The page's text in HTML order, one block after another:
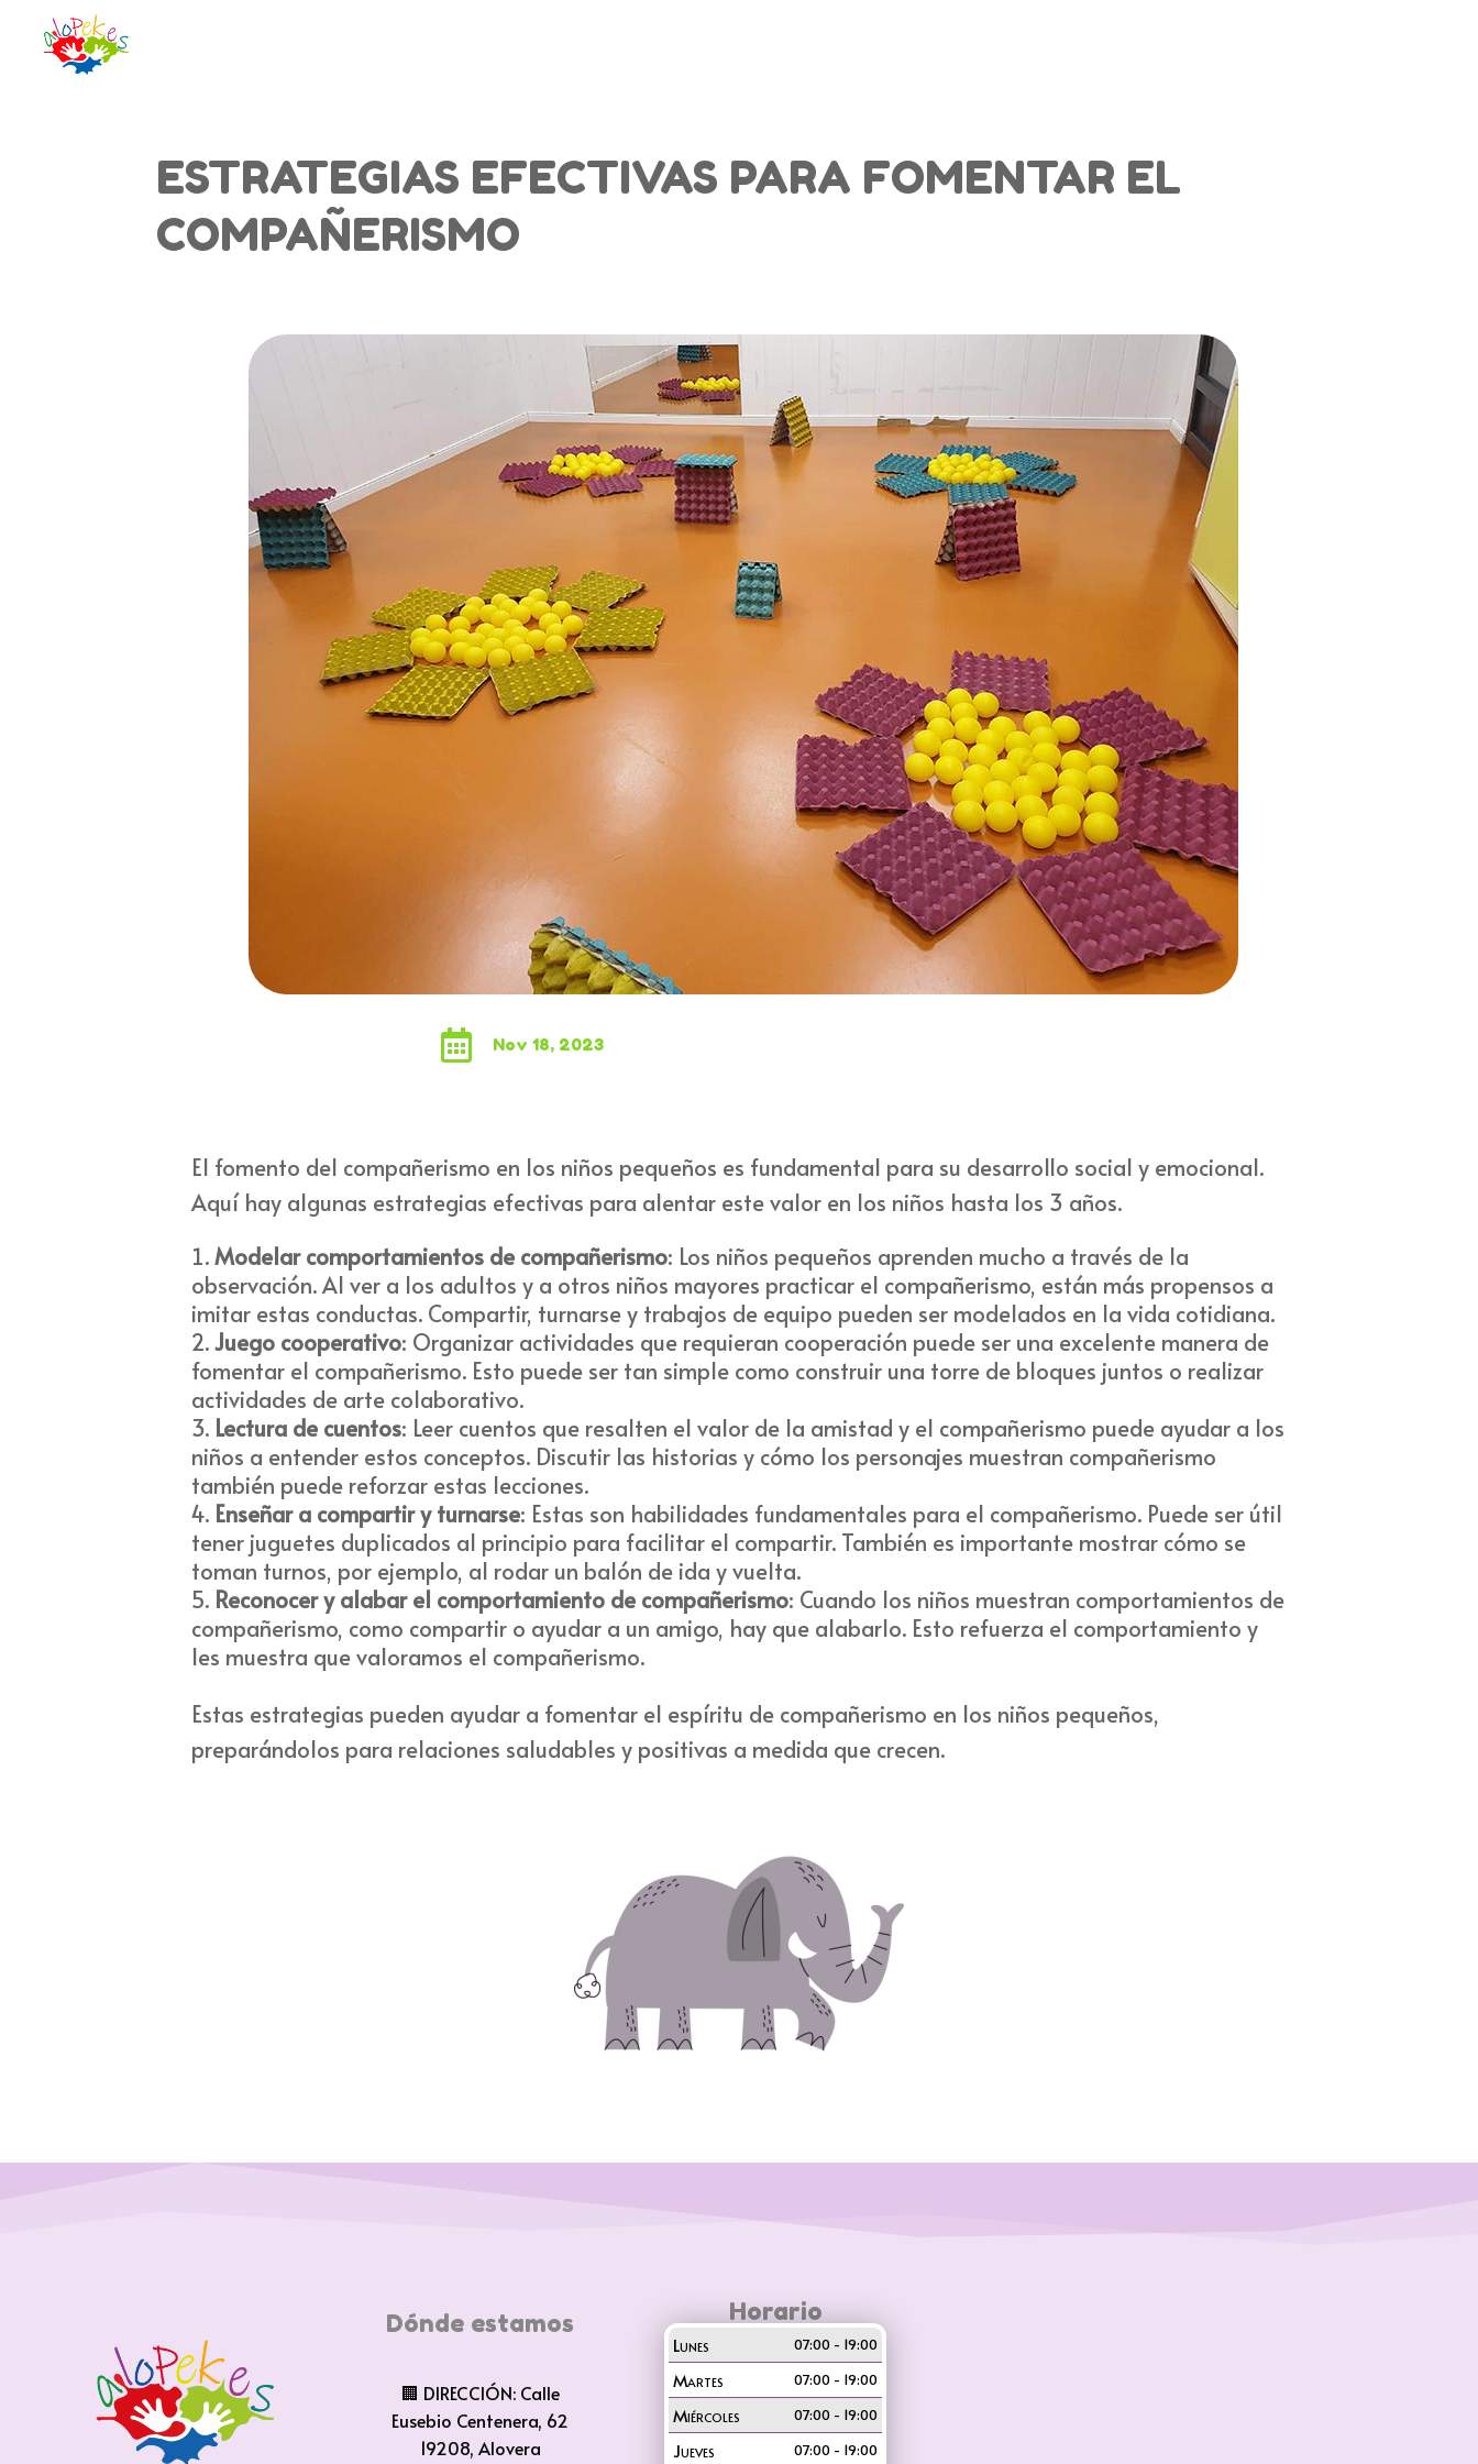
ESTRATEGIAS EFECTIVAS PARA FOMENTAR EL
COMPAÑERISMO
 Nov 18, 2023
El fomento del compañerismo en los niños pequeños es fundamental para su desarrollo social y emocional.
Aquí hay algunas estrategias efectivas para alentar este valor en los niños hasta los 3 años.
Modelar comportamientos de compañerismo: Los niños pequeños aprenden mucho a través de la
observación. Al ver a los adultos y a otros niños mayores practicar el compañerismo, están más propensos a
imitar estas conductas. Compartir, turnarse y trabajos de equipo pueden ser modelados en la vida cotidiana.
Juego cooperativo: Organizar actividades que requieran cooperación puede ser una excelente manera de
fomentar el compañerismo. Esto puede ser tan simple como construir una torre de bloques juntos o realizar
actividades de arte colaborativo.
Lectura de cuentos: Leer cuentos que resalten el valor de la amistad y el compañerismo puede ayudar a los
niños a entender estos conceptos. Discutir las historias y cómo los personajes muestran compañerismo
también puede reforzar estas lecciones.
Enseñar a compartir y turnarse: Estas son habilidades fundamentales para el compañerismo. Puede ser útil
tener juguetes duplicados al principio para facilitar el compartir. También es importante mostrar cómo se
toman turnos, por ejemplo, al rodar un balón de ida y vuelta.
Reconocer y alabar el comportamiento de compañerismo: Cuando los niños muestran comportamientos de
compañerismo, como compartir o ayudar a un amigo, hay que alabarlo. Esto refuerza el comportamiento y
les muestra que valoramos el compañerismo.
Estas estrategias pueden ayudar a fomentar el espíritu de compañerismo en los niños pequeños,
preparándolos para relaciones saludables y positivas a medida que crecen.
Dónde estamos
🏢 DIRECCIÓN: Calle
Eusebio Centenera, 62
19208, Alovera
Horario
Lunes 07:00 - 19:00
Martes 07:00 - 19:00
Miércoles 07:00 - 19:00
Jueves 07:00 - 19:00